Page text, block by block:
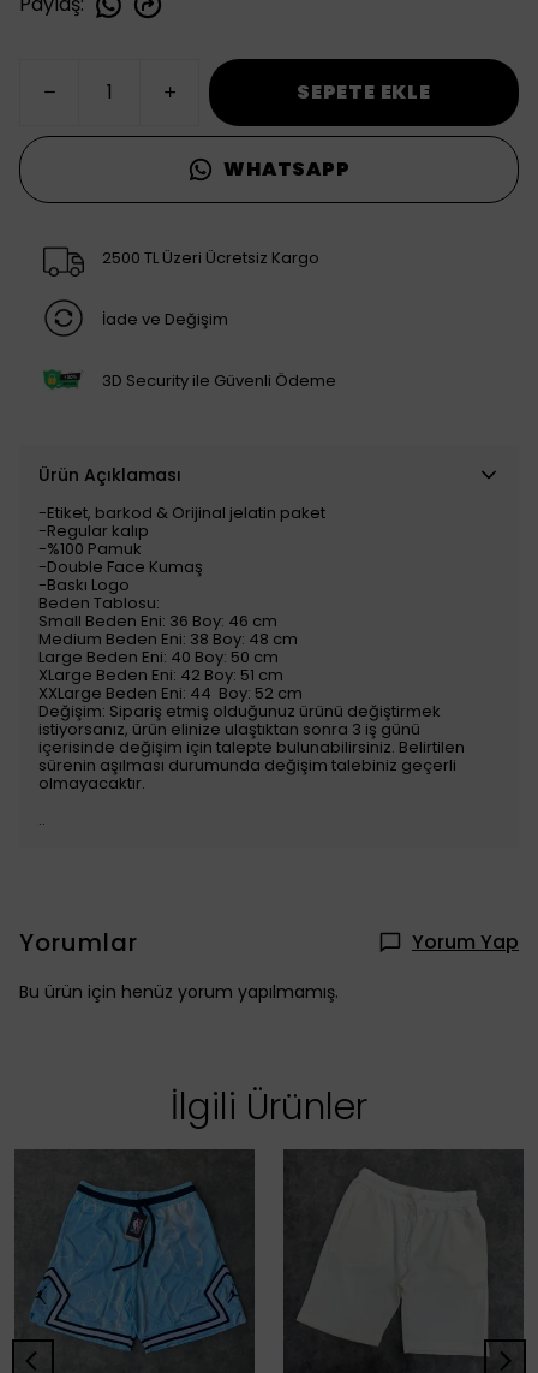
SEPETE EKLE
WHATSAPP
2500 TL Üzeri Ücretsiz Kargo
İade ve Değişim
3D Security ile Güvenli Ödeme
Ürün Açıklaması
-Etiket, barkod & Orijinal jelatin paket
-Regular kalıp
-%100 Pamuk
-Double Face Kumaş
-Baskı Logo
Beden Tablosu:
Small Beden Eni: 36 Boy: 46 cm
Medium Beden Eni: 38 Boy: 48 cm
Large Beden Eni: 40 Boy: 50 cm
XLarge Beden Eni: 42 Boy: 51 cm
XXLarge Beden Eni: 44 Boy: 52 cm
Değişim: Sipariş etmiş olduğunuz ürünü değiştirmek
istiyorsanız, ürün elinize ulaştıktan sonra 3 iş günü
içerisinde değişim için talepte bulunabilirsiniz. Belirtilen
sürenin aşılması durumunda değişim talebiniz geçerli
olmayacaktır.
..
Yorumlar Yorum Yap
Bu ürün için henüz yorum yapılmamış.
İlgili Ürünler